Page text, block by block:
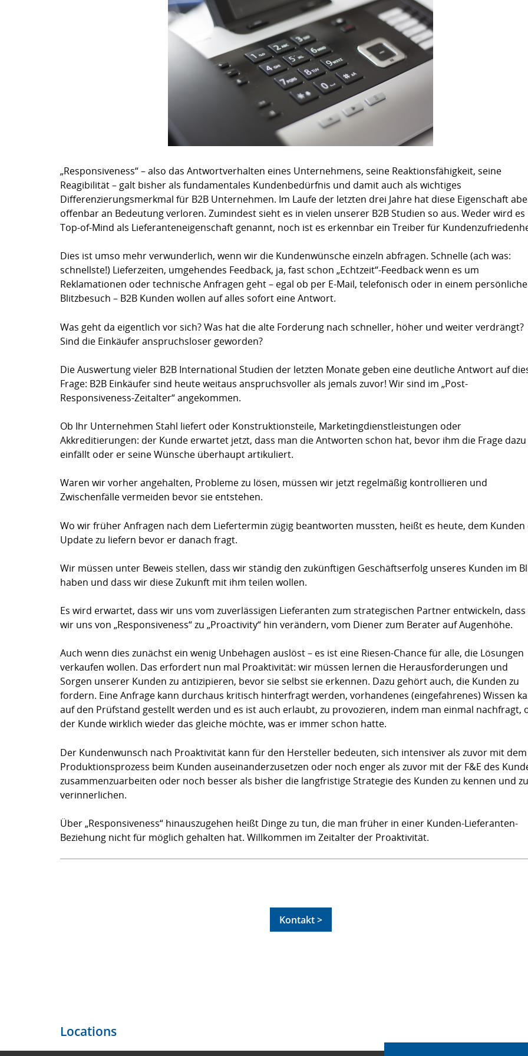
Zusammenfassung für Deutschland
„Responsiveness“ – also das Antwortverhalten eines Unternehmens, seine Reaktionsfähigkeit, seine
Reagibilität – galt bisher als fundamentales Kundenbedürfnis und damit auch als wichtiges
Differenzierungsmerkmal für B2B Unternehmen. Im Laufe der letzten drei Jahre hat diese Eigenschaft
offenbar an Bedeutung verloren. Zumindest sieht es in vielen unserer B2B Studien so aus. Weder wird es
Top-of-Mind als Lieferanteneigenschaft genannt, noch ist es erkennbar ein Treiber für
Dies ist umso mehr verwunderlich, wenn wir die Kundenwünsche einzeln abfragen. Schnelle (ach was:
schnellste!) Lieferzeiten, umgehendes Feedback, ja, fast schon „Echtzeit“-Feedback wenn es um
Reklamationen oder technische Anfragen geht – egal ob per E-Mail, telefonisch oder in einem
Blitzbesuch – B2B Kunden wollen auf alles sofort eine Antwort.
Was geht da eigentlich vor sich? Was hat die alte Forderung nach schneller, höher und weiter verdrängt?
Sind die Einkäufer anspruchsloser geworden?
Die Auswertung vieler B2B International Studien der letzten Monate geben eine deutliche Antwort auf
Frage: B2B Einkäufer sind heute weitaus anspruchsvoller als jemals zuvor! Wir sind im „Post-
Responsiveness-Zeitalter“ angekommen.
Ob Ihr Unternehmen Stahl liefert oder Konstruktionsteile, Marketingdienstleistungen oder
Akkreditierungen: der Kunde erwartet jetzt, dass man die Antworten schon hat, bevor ihm die Frage dazu
einfällt oder er seine Wünsche überhaupt artikuliert.
Waren wir vorher angehalten, Probleme zu lösen, müssen wir jetzt regelmäßig kontrollieren und
Zwischenfälle vermeiden bevor sie entstehen.
Wo wir früher Anfragen nach dem Liefertermin zügig beantworten mussten, heißt es heute, dem Kunden
Update zu liefern bevor er danach fragt.
Wir müssen unter Beweis stellen, dass wir ständig den zukünftigen Geschäftserfolg unseres Kunden im
haben und dass wir diese Zukunft mit ihm teilen wollen.
Es wird erwartet, dass wir uns vom zuverlässigen Lieferanten zum strategischen Partner entwickeln, dass
wir uns von „Responsiveness“ zu „Proactivity“ hin verändern, vom Diener zum Berater auf Augenhöhe.
Auch wenn dies zunächst ein wenig Unbehagen auslöst – es ist eine Riesen-Chance für alle, die Lösungen
verkaufen wollen. Das erfordert nun mal Proaktivität: wir müssen lernen die Herausforderungen und
Sorgen unserer Kunden zu antizipieren, bevor sie selbst sie erkennen. Dazu gehört auch, die Kunden zu
fordern. Eine Anfrage kann durchaus kritisch hinterfragt werden, vorhandenes (eingefahrenes) Wissen
auf den Prüfstand gestellt werden und es ist auch erlaubt, zu provozieren, indem man einmal nachfragt,
der Kunde wirklich wieder das gleiche möchte, was er immer schon hatte.
Der Kundenwunsch nach Proaktivität kann für den Hersteller bedeuten, sich intensiver als zuvor mit dem
Produktionsprozess beim Kunden auseinanderzusetzen oder noch enger als zuvor mit der F&E des
zusammenzuarbeiten oder noch besser als bisher die langfristige Strategie des Kunden zu kennen und zu
verinnerlichen.
Über „Responsiveness“ hinauszugehen heißt Dinge zu tun, die man früher in einer Kunden-Lieferanten-
Beziehung nicht für möglich gehalten hat. Willkommen im Zeitalter der Proaktivität.
Kontakt >
Locations